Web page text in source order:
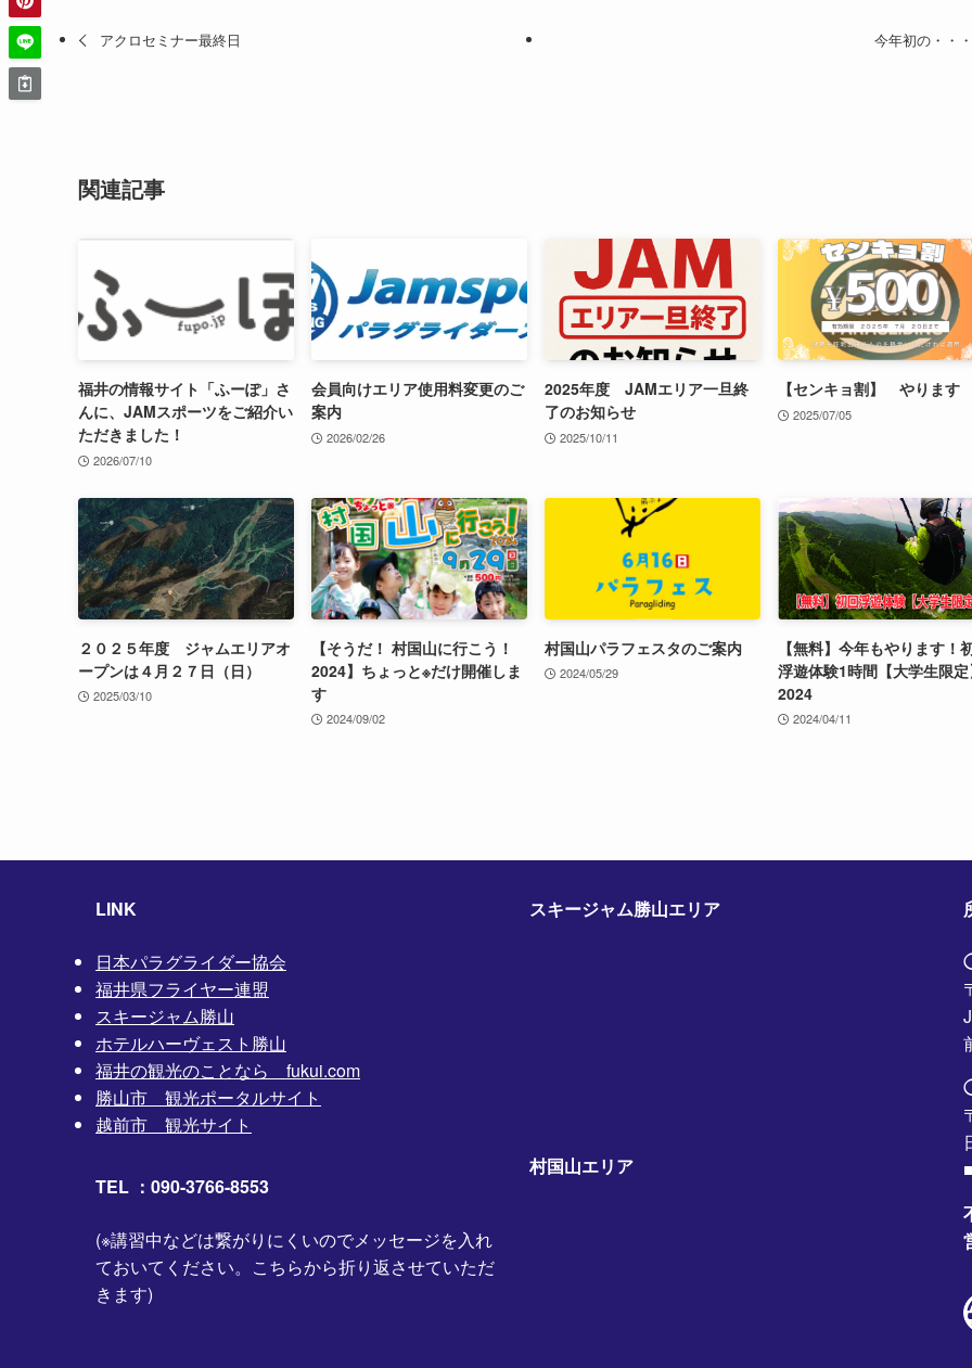
アクロセミナー最終日 今年初の・・・
関連記事
福井の情報サイト「ふーぽ」さ
んに、JAMスポーツをご紹介い
ただきました！
2026/07/10
会員向けエリア使用料変更のご
案内
2026/02/26
2025年度 JAMエリア一旦終
了のお知らせ
2025/10/11
【センキョ割】 やります
2025/07/05
２０２５年度 ジャムエリアオ
ープンは４月２７日（日）
2025/03/10
【そうだ！ 村国山に行こう！
2024】ちょっと※だけ開催しま
す
2024/09/02
村国山パラフェスタのご案内
2024/05/29
【無料】今年もやります！
浮遊体験1時間【大学生限
2024
2024/04/11
LINK
日本パラグライダー協会
福井県フライヤー連盟
スキージャム勝山
ホテルハーヴェスト勝山
福井の観光のことなら fukui.com
勝山市 観光ポータルサイト
越前市 観光サイト
TEL ：090-3766-8553
(※講習中などは繋がりにくいのでメッセージを入れ
ておいてください。こちらから折り返させていただ
きます)
スキージャム勝山エリア
村国山エリア